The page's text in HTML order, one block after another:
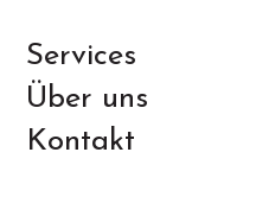
Services
Über uns
Kontakt